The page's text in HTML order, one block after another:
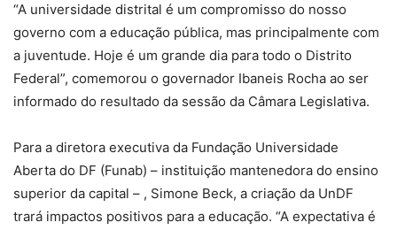
“A universidade distrital é um compromisso do nosso
governo com a educação pública, mas principalmente com
a juventude. Hoje é um grande dia para todo o Distrito
Federal”, comemorou o governador Ibaneis Rocha ao ser
informado do resultado da sessão da Câmara Legislativa.
Para a diretora executiva da Fundação Universidade
Aberta do DF (Funab) – instituição mantenedora do ensino
superior da capital – , Simone Beck, a criação da UnDF
trará impactos positivos para a educação. “A expectativa é